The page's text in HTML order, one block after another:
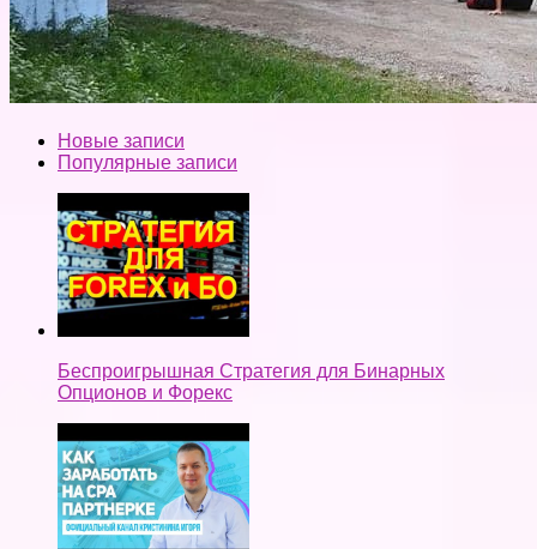
Новые записи
Популярные записи
Беспроигрышная Стратегия для Бинарных
Опционов и Форекс